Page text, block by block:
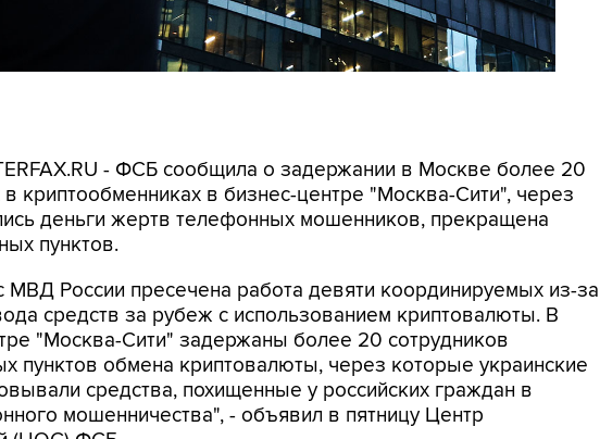
- ФСБ сообщила о задержании в Москве более 20
криптообменниках в бизнес-центре "Москва-Сити", через
деньги жертв телефонных мошенников, прекращена
пунктов.
МВД России пресечена работа девяти координируемых из-за
средств за рубеж с использованием криптовалюты. В
"Москва-Сити" задержаны более 20 сотрудников
пунктов обмена криптовалюты, через которые украинские
средства, похищенные у российских граждан в
мошенничества", - объявил в пятницу Центр